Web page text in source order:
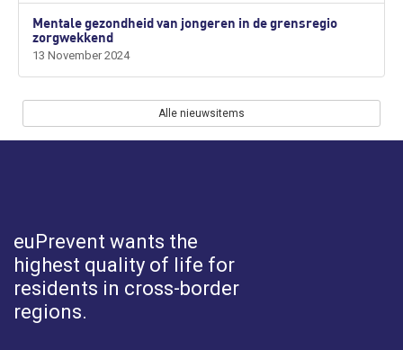
Mentale gezondheid van jongeren in de grensregio
zorgwekkend
13 November 2024
Alle nieuwsitems
euPrevent wants the
highest quality of life for
residents in cross-border
regions.